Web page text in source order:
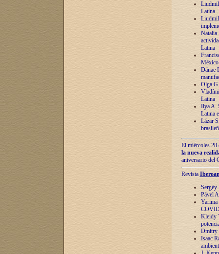
Latina
Natalia
Latina
México
Dánae
Olga
Latina
Ilya A.
Latina
Lázar
El miércoles 28
la nueva
aniversario del
Revista
Sergéy
Pável
Yarima
Kleidy
Dmitry
Isaac